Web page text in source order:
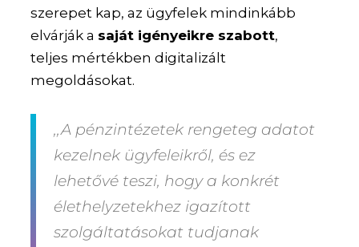
szerepet kap, az ügyfelek mindinkább
elvárják a saját igényeikre szabott,
teljes mértékben digitalizált
megoldásokat.
,,A pénzintézetek rengeteg adatot
kezelnek ügyfeleikről, és ez
lehetővé teszi, hogy a konkrét
élethelyzetekhez igazított
szolgáltatásokat tudjanak